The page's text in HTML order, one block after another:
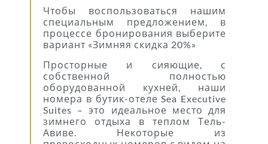
Чтобы воспользоваться нашим
специальным предложением, в
процессе бронирования выберите
вариант «Зимняя скидка 20%»
Просторные и сияющие, с
собственной полностью
оборудованной кухней, наши
номера в бутик-отеле Sea Executive
Suites – это идеальное место для
зимнего отдыха в теплом Тель-
Авиве. Некоторые из